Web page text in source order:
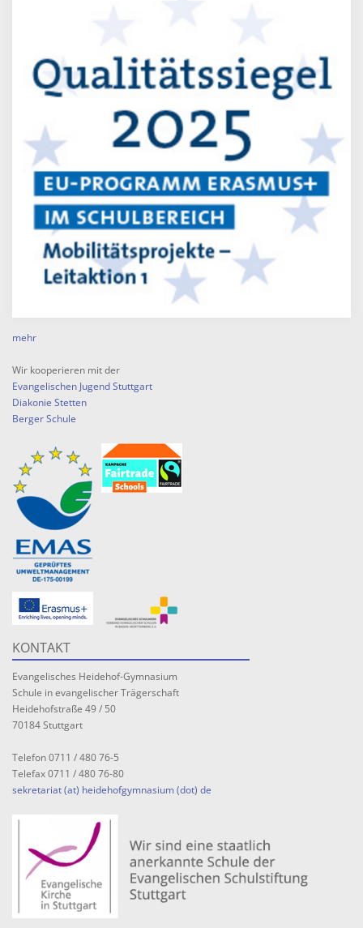
mehr
Wir kooperieren mit der
Evangelischen Jugend Stuttgart
Diakonie Stetten
Berger Schule
KONTAKT
Evangelisches Heidehof-Gymnasium
Schule in evangelischer Trägerschaft
Heidehofstraße 49 / 50
70184 Stuttgart
Telefon 0711 / 480 76-5
Telefax 0711 / 480 76-80
sekretariat (at) heidehofgymnasium (dot) de